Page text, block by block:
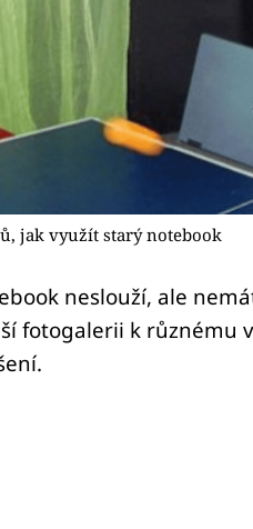
jak využít starý notebook
neslouží, ale
fotogalerii k různému